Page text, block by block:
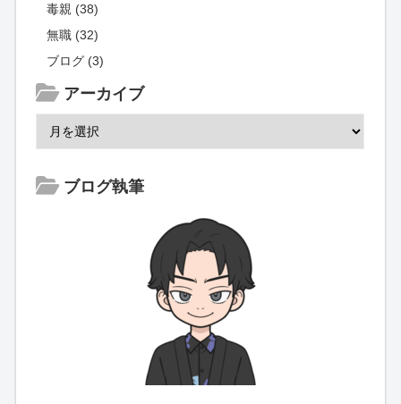
毒親 (38)
無職 (32)
ブログ (3)
アーカイブ
ブログ執筆